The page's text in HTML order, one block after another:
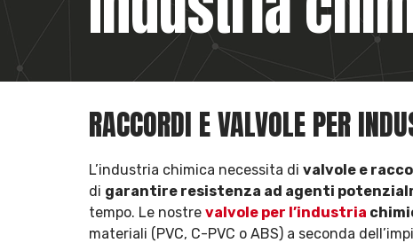
RACCORDI E VALVOLE PER
L’industria chimica necessita di valvole e
di garantire resistenza ad agenti
tempo. Le nostre valvole per l’industria
materiali (PVC, C-PVC o ABS) a seconda